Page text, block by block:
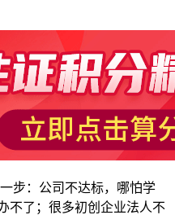
步：公司不达标，哪怕学
不了；很多初创企业法人不